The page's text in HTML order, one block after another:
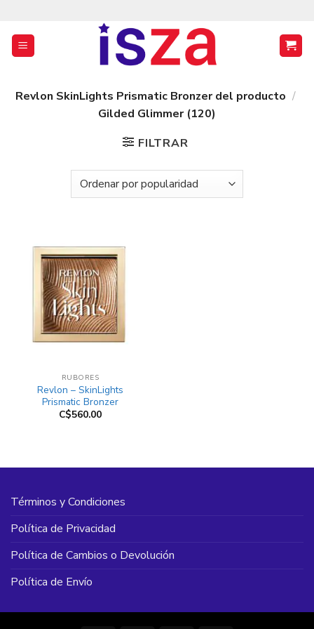
contenido
Revlon SkinLights Prismatic Bronzer del producto /
Gilded Glimmer (120)
FILTRAR
RUBORES
Revlon – SkinLights
Prismatic Bronzer
C$560.00
Términos y Condiciones
Política de Privacidad
Política de Cambios o Devolución
Política de Envío